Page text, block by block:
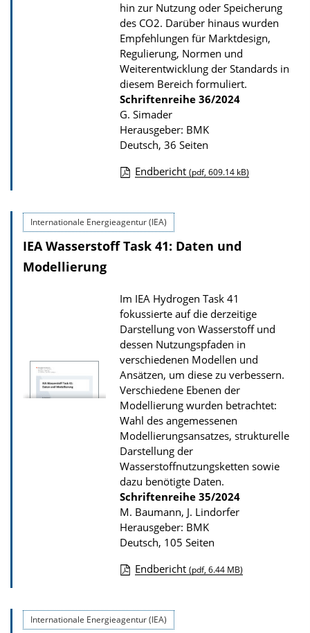
b
l
i
k
a
t
i
o
n
hin zur Nutzung oder Speicherung
des CO2. Darüber hinaus wurden
Empfehlungen für Marktdesign,
Regulierung, Normen und
Weiterentwicklung der Standards in
diesem Bereich formuliert.
Schriftenreihe 36/2024
G. Simader
Herausgeber: BMK
Deutsch, 36 Seiten
w
n
a
d
s
z
u
r
P
u
b
l
i
k
a
i
n
Endbericht (pdf, 609.14 kB)
Internationale Energieagentur (IEA)
IEA Wasserstoff Task 41: Daten und
Modellierung
Im IEA Hydrogen Task 41
fokussierte auf die derzeitige
Darstellung von Wasserstoff und
dessen Nutzungspfaden in
verschiedenen Modellen und
Ansätzen, um diese zu verbessern.
Verschiedene Ebenen der
Modellierung wurden betrachtet:
Wahl des angemessenen
Modellierungsansatzes, strukturelle
Darstellung der
Wasserstoffnutzungsketten sowie
dazu benötigte Daten.
Schriftenreihe 35/2024
M. Baumann, J. Lindorfer
Herausgeber: BMK
Deutsch, 105 Seiten
w
Endbericht (pdf, 6.44 MB)
Internationale Energieagentur (IEA)